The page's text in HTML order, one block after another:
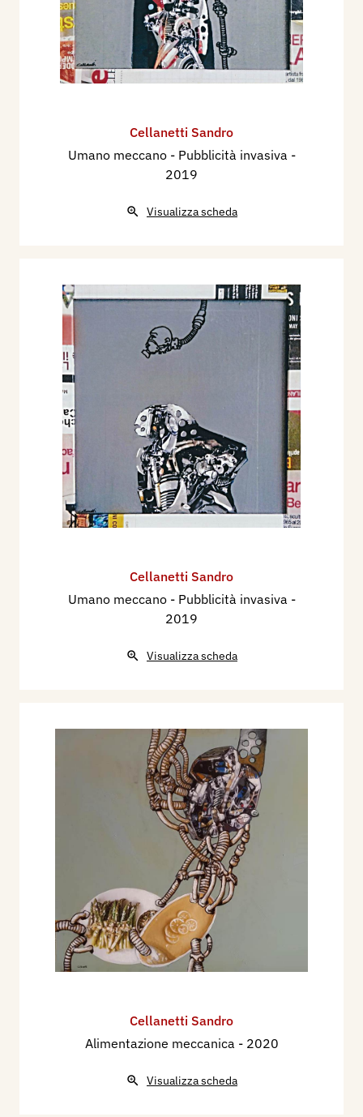
Cellanetti Sandro
Umano meccano - Pubblicità invasiva -
2019
Visualizza scheda
Cellanetti Sandro
Umano meccano - Pubblicità invasiva -
2019
Visualizza scheda
Cellanetti Sandro
Alimentazione meccanica - 2020
Visualizza scheda